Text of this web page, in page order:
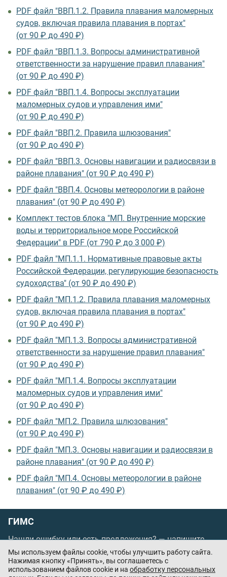
PDF файл "ВВП.1.2. Правила плавания маломерных
судов, включая правила плавания в портах"
(от 90 ₽ до 490 ₽)
PDF файл "ВВП.1.3. Вопросы административной
ответственности за нарушение правил плавания"
(от 90 ₽ до 490 ₽)
PDF файл "ВВП.1.4. Вопросы эксплуатации
маломерных судов и управления ими"
(от 90 ₽ до 490 ₽)
PDF файл "ВВП.2. Правила шлюзования"
(от 90 ₽ до 490 ₽)
PDF файл "ВВП.3. Основы навигации и радиосвязи в
районе плавания" (от 90 ₽ до 490 ₽)
PDF файл "ВВП.4. Основы метеорологии в районе
плавания" (от 90 ₽ до 490 ₽)
Комплект тестов блока "МП. Внутренние морские
воды и территориальное море Российской
Федерации" в PDF (от 790 ₽ до 3 000 ₽)
PDF файл "МП.1.1. Нормативные правовые акты
Российской Федерации, регулирующие безопасность
судоходства" (от 90 ₽ до 490 ₽)
PDF файл "МП.1.2. Правила плавания маломерных
судов, включая правила плавания в портах"
(от 90 ₽ до 490 ₽)
PDF файл "МП.1.3. Вопросы административной
ответственности за нарушение правил плавания"
(от 90 ₽ до 490 ₽)
PDF файл "МП.1.4. Вопросы эксплуатации
маломерных судов и управления ими"
(от 90 ₽ до 490 ₽)
PDF файл "МП.2. Правила шлюзования"
(от 90 ₽ до 490 ₽)
PDF файл "МП.3. Основы навигации и радиосвязи в
районе плавания" (от 90 ₽ до 490 ₽)
PDF файл "МП.4. Основы метеорологии в районе
плавания" (от 90 ₽ до 490 ₽)
ГИМС
Нашли ошибку или есть предложения? —напишите
нам
Порядок проведения оплаты по банковским
картам/Цены/Оферта
Мы используем файлы cookie, чтобы улучшить работу сайта.
Нажимая кнопку «Принять», вы соглашаетесь с
использованием файлов cookie и на обработку персональных